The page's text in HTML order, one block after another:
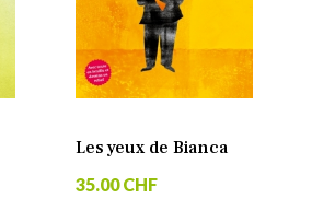
Les yeux de Bianca
35.00 CHF